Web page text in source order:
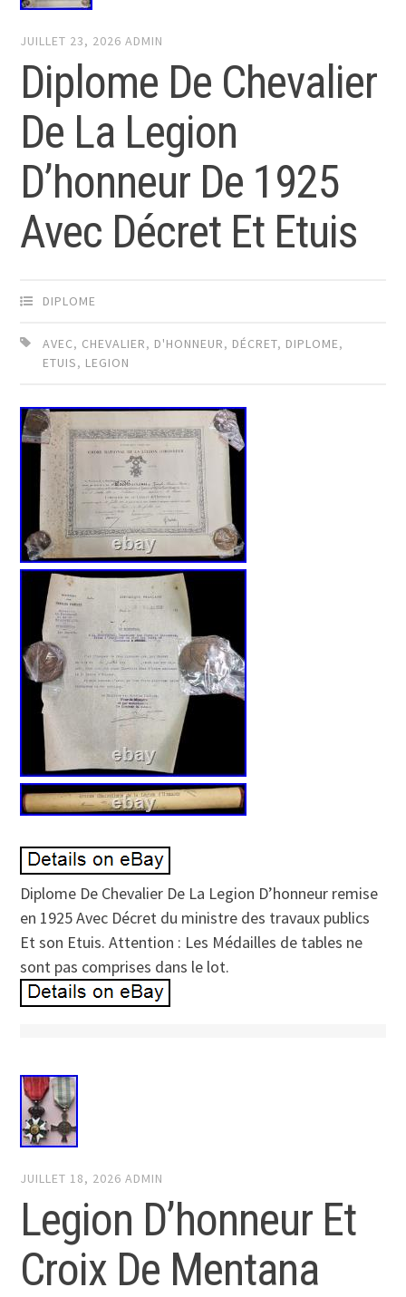
JUILLET 23, 2026 ADMIN
Diplome De Chevalier
De La Legion
D’honneur De 1925
Avec Décret Et Etuis
DIPLOME
AVEC, CHEVALIER, D'HONNEUR, DÉCRET, DIPLOME,
ETUIS, LEGION
Diplome De Chevalier De La Legion D’honneur remise
en 1925 Avec Décret du ministre des travaux publics
Et son Etuis. Attention : Les Médailles de tables ne
sont pas comprises dans le lot.
JUILLET 18, 2026 ADMIN
Legion D’honneur Et
Croix De Mentana